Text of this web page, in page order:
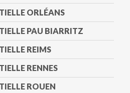
ORLÉANS
PAU BIARRITZ
REIMS
RENNES
ROUEN